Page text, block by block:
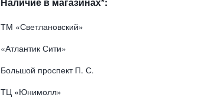
ТМ «Светлановский»
«Атлантик Сити»
Большой проспект П. С.
ТЦ «Юнимолл»